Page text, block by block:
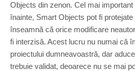
Objects din zenon. Cel mai
înainte, Smart Objects pot fi
înseamnă că orice modificare
fi interzisă. Acest lucru nu numai că
proiectului dumneavoastră, dar
trebuie validat, deoarece nu se mai